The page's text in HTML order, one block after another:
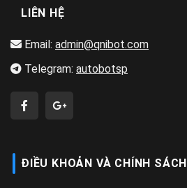
LIÊN HỆ
Email: admin@qnibot.com
Telegram: autobotsp
ĐIỀU KHOẢN VÀ CHÍNH SÁCH